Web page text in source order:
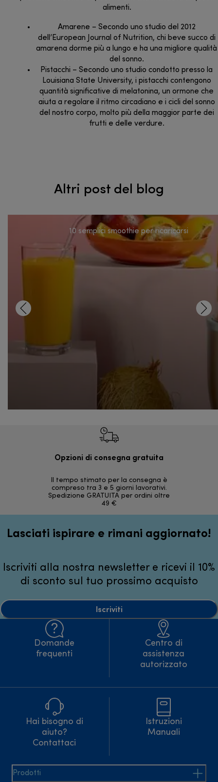
alimenti.
Amarene – Secondo uno studio del 2012
dell’European Journal of Nutrition, chi beve succo di
amarena dorme più a lungo e ha una migliore qualità
del sonno.
Pistacchi – Secondo uno studio condotto presso la
Louisiana State University, i pistacchi contengono
quantità significative di melatonina, un ormone che
aiuta a regolare il ritmo circadiano e i cicli del sonno
del nostro corpo, molto più della maggior parte dei
frutti e delle verdure.
Altri post del blog
​​​​10 semplici smoothie per ricaricarsi
Opzioni di consegna gratuita
Il tempo stimato per la consegna è
compreso tra 3 e 5 giorni lavorativi.
Spedizione GRATUITA per ordini oltre
49 €
Lasciati ispirare e rimani aggiornato!
Iscriviti alla nostra newsletter e ricevi il 10%
di sconto sul tuo prossimo acquisto
Iscriviti
Domande
frequenti
Centro di
assistenza
autorizzato
Hai bisogno di
aiuto?
Contattaci
Istruzioni
Manuali
Prodotti